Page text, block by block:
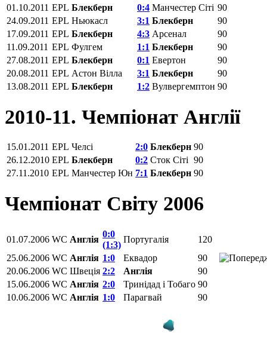
01.10.2011 EPL Блекберн 0:4 Манчестер Сіті 90
24.09.2011 EPL Ньюкасл 3:1 Блекберн
90
17.09.2011 EPL Блекберн 4:3 Арсенал
90
11.09.2011 EPL Фулгем 1:1 Блекберн
90
27.08.2011 EPL Блекберн 0:1 Евертон
90
20.08.2011 EPL Астон Вілла 3:1 Блекберн
90
13.08.2011 EPL Блекберн 1:2 Вулвергемптон 90
2010-11. Чемпіонат Англії
15.01.2011 EPL Челсі 2:0 Блекберн 90
26.12.2010 EPL Блекберн 0:2 Сток Сіті 90
27.11.2010 EPL Манчестер Юн 7:1 Блекберн 90
Чемпіонат Світу 2006
01.07.2006 WC Англія
0:0
(1:3)
Португалія
120
25.06.2006 WC Англія 1:0 Еквадор
90
20.06.2006 WC Швеція 2:2 Англія
90
15.06.2006 WC Англія 2:0 Тринідад і Тобаго 90
10.06.2006 WC Англія 1:0 Парагвай 90